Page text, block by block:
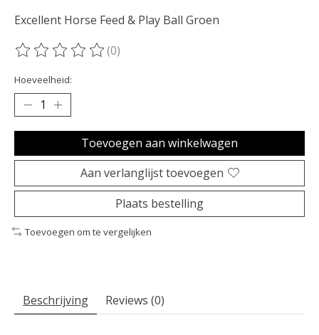
Excellent Horse Feed & Play Ball Groen
De beoordeling van dit product is
(0)
Hoeveelheid:
Toevoegen aan winkelwagen
Aan verlanglijst toevoegen
Plaats bestelling
Toevoegen om te vergelijken
Beschrijving Reviews (0)